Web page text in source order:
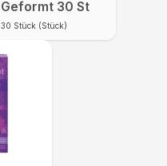
Geformt 30 St
30 Stück (Stück)